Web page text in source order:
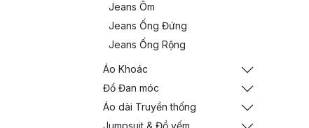
Jeans Ôm
Jeans Ống Đứng
Jeans Ống Rộng
Áo Khoác
Đồ Đan móc
Áo dài Truyền thống
Jumpsuit & Đồ yếm